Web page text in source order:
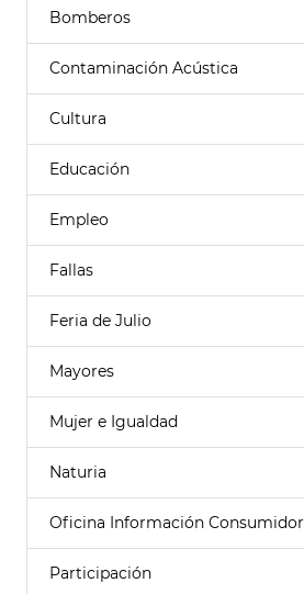
Bomberos
Contaminación Acústica
Cultura
Educación
Empleo
Fallas
Feria de Julio
Mayores
Mujer e Igualdad
Naturia
Oficina Información Consumidor
Participación